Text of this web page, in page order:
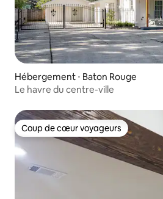
Hébergement ⋅ Baton Rouge
Le havre du centre-ville
Coup de cœur voyageurs
Coup de cœur voyageurs